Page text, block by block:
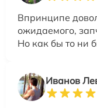
Впринципе
ожидаемого,
Но как бы то ни
Иванов